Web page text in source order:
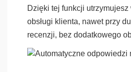
Dzięki tej funkcji
obsługi klienta, nawet przy
recenzji, bez dodatkowego